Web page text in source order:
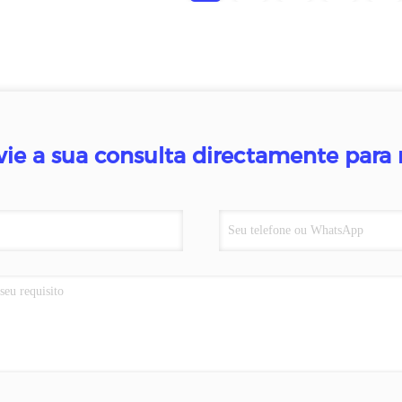
a sua consulta directamente para